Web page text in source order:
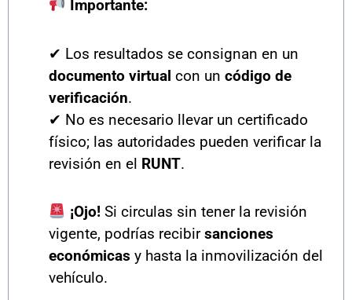
Importante:
✔ Los resultados se consignan en un
documento virtual con un código de
verificación.
✔ No es necesario llevar un certificado
físico; las autoridades pueden verificar la
revisión en el RUNT.
¡Ojo!Si circulas sin tener la revisión
vigente, podrías recibirsanciones
económicas y hasta la inmovilización del
vehículo.